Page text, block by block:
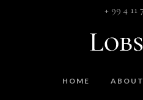
+ 99 4 11
HOME ABOUT